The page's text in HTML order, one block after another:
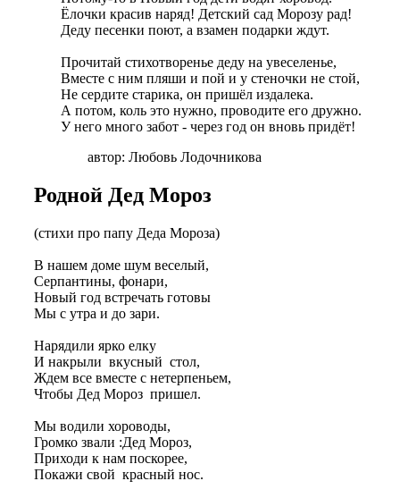
Ёлочки красив наряд! Детский сад Морозу рад!
Деду песенки поют, а взамен подарки ждут.
Прочитай стихотворенье деду на увеселенье,
Вместе с ним пляши и пой и у стеночки не стой,
Не сердите старика, он пришёл издалека.
А потом, коль это нужно, проводите его дружно.
У него много забот - через год он вновь придёт!
автор: Любовь Лодочникова
Родной Дед Мороз
(стихи про папу Деда Мороза)
В нашем доме шум веселый,
Серпантины, фонари,
Новый год встречать готовы
Мы с утра и до зари.
Нарядили ярко елку
И накрыли вкусный стол,
Ждем все вместе с нетерпеньем,
Чтобы Дед Мороз пришел.
Мы водили хороводы,
Громко звали :Дед Мороз,
Приходи к нам поскорее,
Покажи свой красный нос.